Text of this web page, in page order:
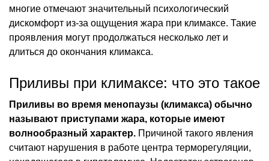
многие отмечают значительный психологический
дискомфорт из-за ощущения жара при климаксе. Такие
проявления могут продолжаться несколько лет и
длиться до окончания климакса.
Приливы при климаксе: что это такое
Приливы во время менопаузы (климакса) обычно
называют приступами жара, которые имеют
волнообразный характер. Причиной такого явления
считают нарушения в работе центра терморегуляции,